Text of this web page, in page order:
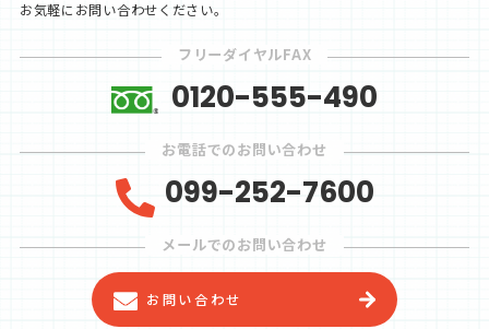
お気軽にお問い合わせください。
フリーダイヤルFAX
0120-555-490
お電話でのお問い合わせ
099-252-7600
メールでのお問い合わせ
お問い合わせ